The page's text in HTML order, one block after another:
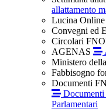
allattamento
Lucina Online
Convegni ed
Circolari
AGENAS
Ministero
Fabbisogno
Documenti
Parlamentari